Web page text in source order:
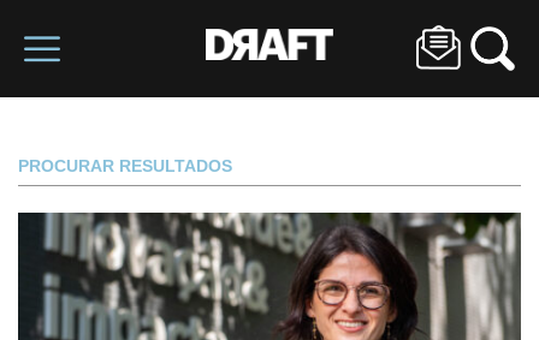
PROCURAR RESULTADOS